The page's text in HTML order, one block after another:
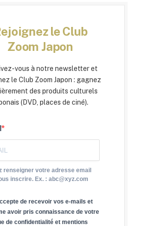
le Club
Zoom Japon
vous à notre newsletter et
le Club Zoom Japon : gagnez
des produits culturels
(DVD, places de ciné).
renseigner votre adresse email
inscrire. Ex. : abc@xyz.com
de recevoir vos e-mails et
avoir pris connaissance de votre
de confidentialité et mentions